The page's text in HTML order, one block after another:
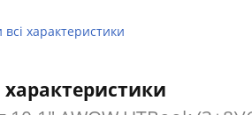
характеристики